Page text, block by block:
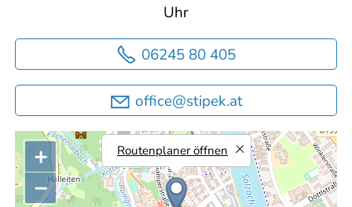
Uhr
06245 80 405
ffc stp k t
Routenplaner öffnen
+
−